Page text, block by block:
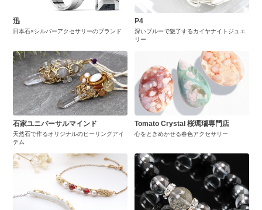
迅
日本石×シルバーアクセサリーのブランド
P4
深いブルーで魅了するカイヤナイトジュエ
リー
石家ユニバーサルマインド
天然石で作るオリジナルのヒーリングアイ
テム
Tomato Crystal 桜瑪瑙専門店
心をときめかせる春色アクセサリー